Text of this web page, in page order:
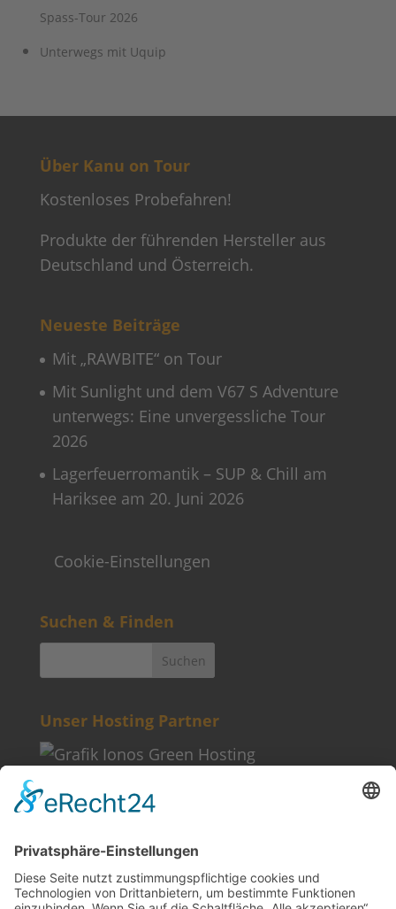
Spass-Tour 2026
Unterwegs mit Uquip
Über Kanu on Tour
Kostenloses Probefahren!
Produkte der führenden Hersteller aus
Deutschland und Österreich.
Neueste Beiträge
Mit „RAWBITE“ on Tour
Mit Sunlight und dem V67 S Adventure
unterwegs: Eine unvergessliche Tour
2026
Lagerfeuerromantik – SUP & Chill am
Hariksee am 20. Juni 2026
Cookie-Einstellungen
Suchen & Finden
Unser Hosting Partner
Weitere Informationen
Kontakt
Newsletter